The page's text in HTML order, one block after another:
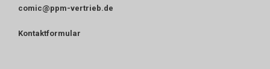
comic@ppm-vertrieb.de
Kontaktformular